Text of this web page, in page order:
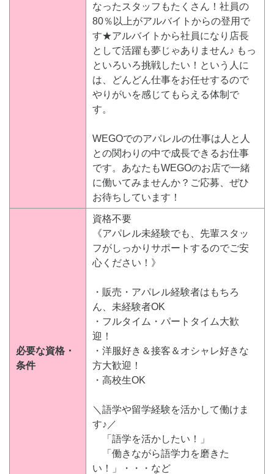
なったスタッフもたくさん！社員の
80％以上がアルバイトからの登用で
す★アルバイトから社員になり店長
として活躍も夢じゃありません♪ もっ
といろいろ挑戦したい！という人に
は、どんどん仕事をお任せするので
やりがいを感じてもらえる体制で
す。
WEGOでのアパレルの仕事は人と人
との関わりの中で成長できるお仕事
です。あなたもWEGOのお店で一緒
に働いてみませんか？ご応募、ぜひ
お待ちしています！
必要な資格・
条件
資格不要
《アパレル未経験でも、先輩スタッ
フがしっかりサポートするのでご安
心ください！》
・販売・アパレル経験者はもちろ
ん、未経験者OK
・フルタイム・パートタイム大歓
迎！
・洋服好き＆接客＆オシャレ好きな
方大歓迎！
・高校生OK
＼語学や留学経験を活かして働けま
す♪／
「語学を活かしたい！」
「働きながら語学力を磨きた
い！」・・・など